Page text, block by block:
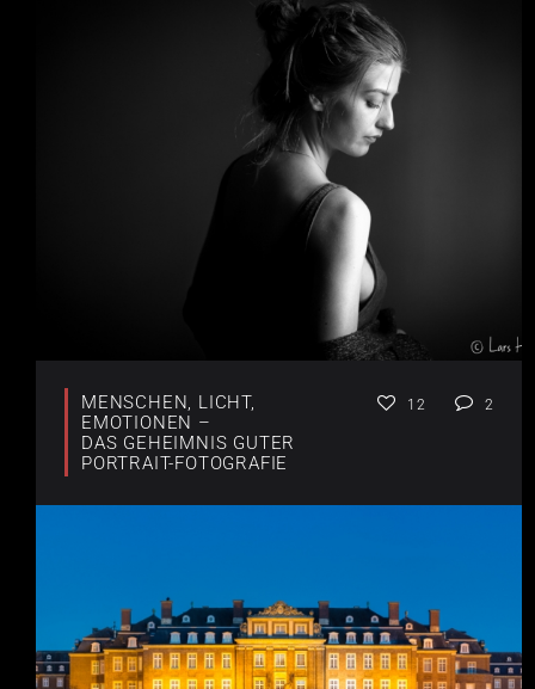
MENSCHEN, LICHT,
EMOTIONEN –
DAS GEHEIMNIS GUTER
PORTRAIT-FOTOGRAFIE
12 2